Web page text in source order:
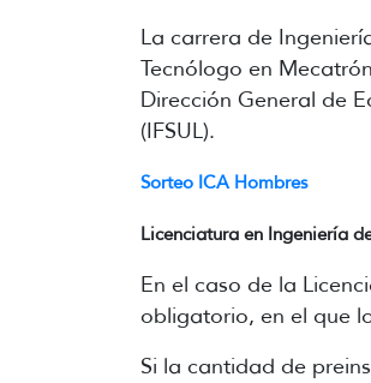
La carrera de
Tecnólogo en
Dirección General de
(IFSUL).
Sorteo ICA Hombres
Licenciatura en Ingeniería
En el caso de la
obligatorio, en el que
Si la cantidad de